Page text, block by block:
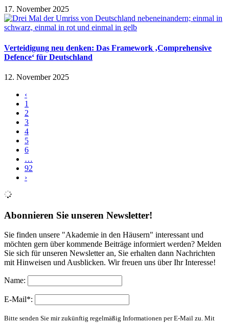
17. November 2025
Verteidigung neu denken: Das Framework ‚Comprehensive
Defence‘ für Deutschland
12. November 2025
‹
1
2
3
4
5
6
…
92
›
Abonnieren Sie unseren Newsletter!
Sie finden unsere "Akademie in den Häusern" interessant und
möchten gern über kommende Beiträge informiert werden? Melden
Sie sich für unseren Newsletter an, Sie erhalten dann Nachrichten
mit Hinweisen und Ausblicken. Wir freuen uns über Ihr Interesse!
Name:
E-Mail*:
Bitte senden Sie mir zukünftig regelmäßig Informationen per E-Mail zu. Mit